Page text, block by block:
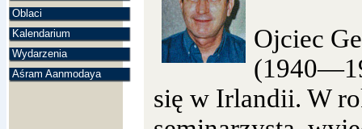
Oblaci
Kalendarium
Wydarzenia
Aśram Aanmodaya
Ojciec
się w Irlandii. W